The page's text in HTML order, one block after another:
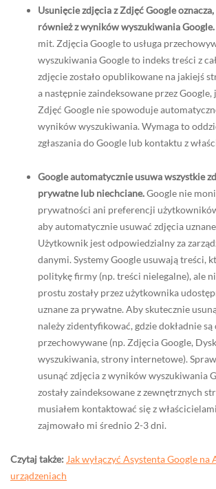
Usunięcie zdjęcia z Zdjęć Google
również z wyników wyszukiwania Google.
mit. Zdjęcia Google to usługa
wyszukiwania Google to indeks treści z
zdjęcie zostało opublikowane na jakiejś
a następnie zaindeksowane przez Google,
Zdjęć Google nie spowoduje
wyników wyszukiwania. Wymaga to
zgłaszania do Google lub kontaktu z
Google automatycznie usuwa wszystkie
prywatne lub niechciane.Google nie
prywatności ani preferencji
aby automatycznie usuwać zdjęcia
Użytkownik jest odpowiedzialny za
danymi. Systemy Google usuwają treści,
politykę firmy (np. treści nielegalne), ale
prostu zostały przez użytkownika
uznane za prywatne. Aby skutecznie
należy zidentyfikować, gdzie dokładnie są
przechowywane (np. Zdjęcia Google,
wyszukiwania, strony internetowe).
usunąć zdjęcia z wyników wyszukiwania
zostały zaindeksowane z zewnętrznych
musiałem kontaktować się z
zajmowało mi średnio 2-3 dni.
Czytaj także: Jak wyłączyć Asystenta Google
urządzeniach